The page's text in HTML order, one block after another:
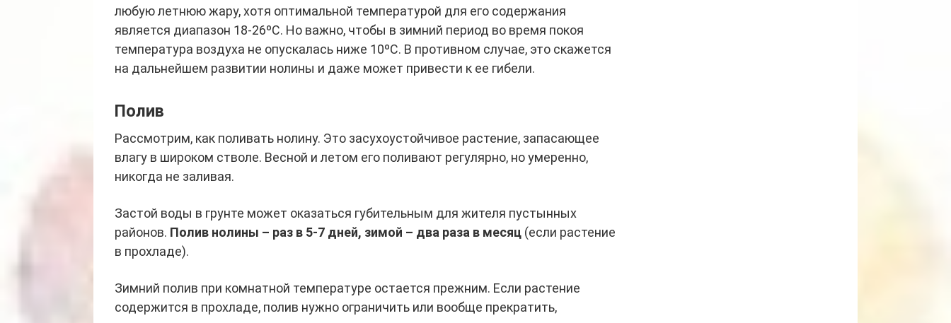
любую летнюю жару, хотя оптимальной температурой для его содержания
является диапазон 18-26ºС. Но важно, чтобы в зимний период во время покоя
температура воздуха не опускалась ниже 10ºС. В противном случае, это скажется
на дальнейшем развитии нолины и даже может привести к ее гибели.
Полив
Рассмотрим, как поливать нолину. Это засухоустойчивое растение, запасающее
влагу в широком стволе. Весной и летом его поливают регулярно, но умеренно,
никогда не заливая.
Застой воды в грунте может оказаться губительным для жителя пустынных
районов. Полив нолины – раз в 5-7 дней, зимой – два раза в месяц (если растение
в прохладе).
Зимний полив при комнатной температуре остается прежним. Если растение
содержится в прохладе, полив нужно ограничить или вообще прекратить,